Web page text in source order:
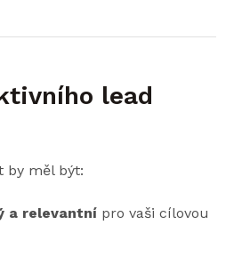
lead
by měl být:
a relevantní pro vaši cílovou